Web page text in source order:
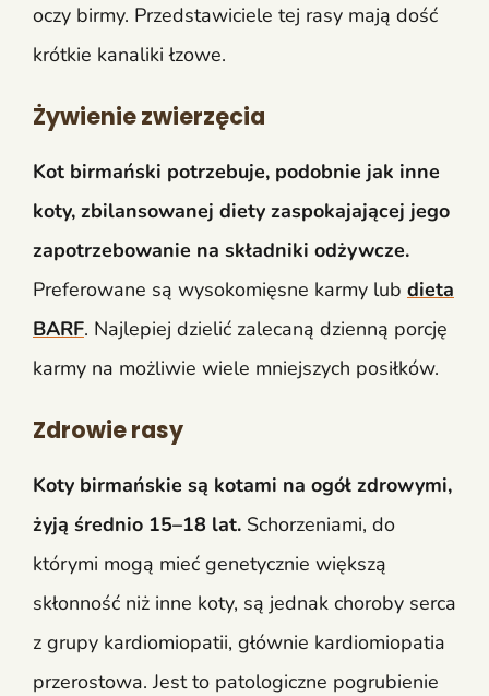
oczy birmy. Przedstawiciele tej rasy mają dość
krótkie kanaliki łzowe.
Żywienie zwierzęcia
Kot birmański potrzebuje, podobnie jak inne
koty, zbilansowanej diety zaspokajającej jego
zapotrzebowanie na składniki odżywcze.
Preferowane są wysokomięsne karmy lub dieta
BARF. Najlepiej dzielić zalecaną dzienną porcję
karmy na możliwie wiele mniejszych posiłków.
Zdrowie rasy
Koty birmańskie są kotami na ogół zdrowymi,
żyją średnio 15–18 lat. Schorzeniami, do
którymi mogą mieć genetycznie większą
skłonność niż inne koty, są jednak choroby serca
z grupy kardiomiopatii, głównie kardiomiopatia
przerostowa. Jest to patologiczne pogrubienie